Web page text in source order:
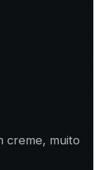
creme, muito